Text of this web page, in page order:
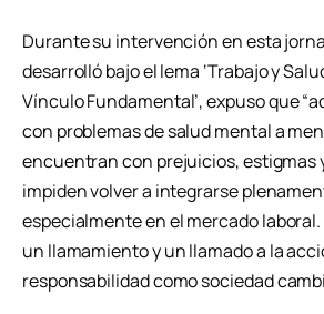
Durante su intervención en esta
desarrolló bajo el lema ‘Trabajo y
Vínculo Fundamental’, expuso que
con problemas de salud mental a
encuentran con prejuicios, estigmas
impiden volver a integrarse
especialmente en el mercado
un llamamiento y un llamado a la
responsabilidad como sociedad